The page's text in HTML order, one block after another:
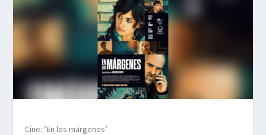
Cine: ’En los márgenes’